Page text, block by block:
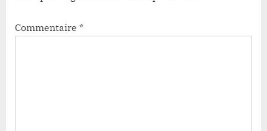
Commentaire *